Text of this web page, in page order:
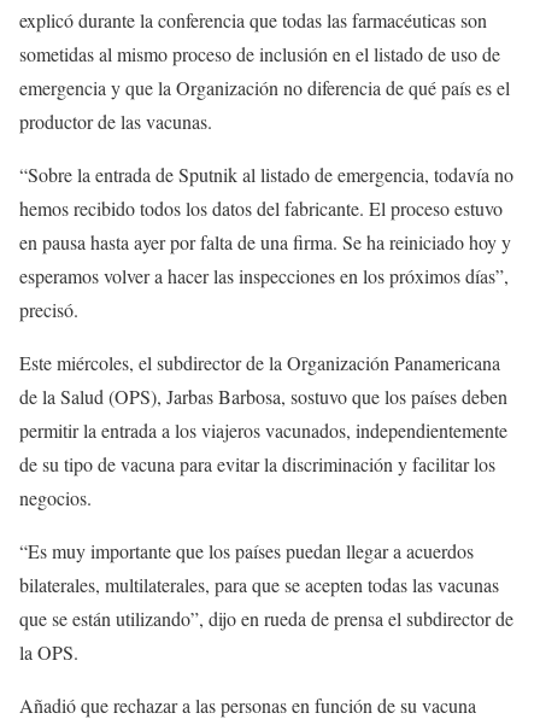
explicó durante la conferencia que todas las farmacéuticas son
sometidas al mismo proceso de inclusión en el listado de uso de
emergencia y que la Organización no diferencia de qué país es el
productor de las vacunas.
“Sobre la entrada de Sputnik al listado de emergencia, todavía no
hemos recibido todos los datos del fabricante. El proceso estuvo
en pausa hasta ayer por falta de una firma. Se ha reiniciado hoy y
esperamos volver a hacer las inspecciones en los próximos días”,
precisó.
Este miércoles, el subdirector de la Organización Panamericana
de la Salud (OPS), Jarbas Barbosa, sostuvo que los países deben
permitir la entrada a los viajeros vacunados, independientemente
de su tipo de vacuna para evitar la discriminación y facilitar los
negocios.
“Es muy importante que los países puedan llegar a acuerdos
bilaterales, multilaterales, para que se acepten todas las vacunas
que se están utilizando”, dijo en rueda de prensa el subdirector de
la OPS.
Añadió que rechazar a las personas en función de su vacuna